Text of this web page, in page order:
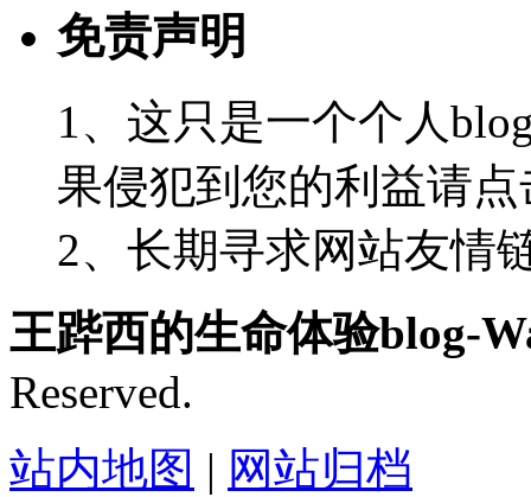
免责声明
1、这只是一个个人
果侵犯到您的利益请
2、长期寻求网站友情
王跸西的生命体验blog-
Reserved.
站内地图 | 网站归档